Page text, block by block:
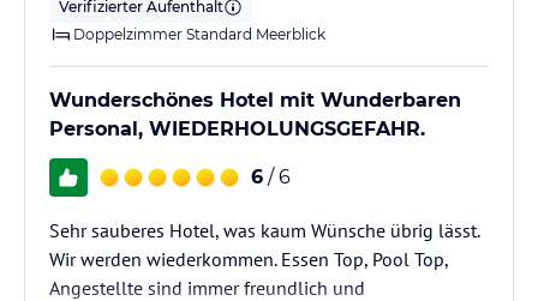
Verifizierter Aufenthalt
Doppelzimmer Standard Meerblick
Wunderschönes Hotel mit Wunderbaren
Personal, WIEDERHOLUNGSGEFAHR.
6 / 6
Sehr sauberes Hotel, was kaum Wünsche übrig lässt.
Wir werden wiederkommen. Essen Top, Pool Top,
Angestellte sind immer freundlich und